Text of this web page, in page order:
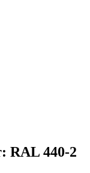
RAL 440-2